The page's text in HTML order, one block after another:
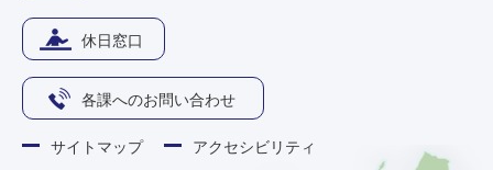
休日窓口
各課へのお問い合わせ
サイトマップ
アクセシビリティ